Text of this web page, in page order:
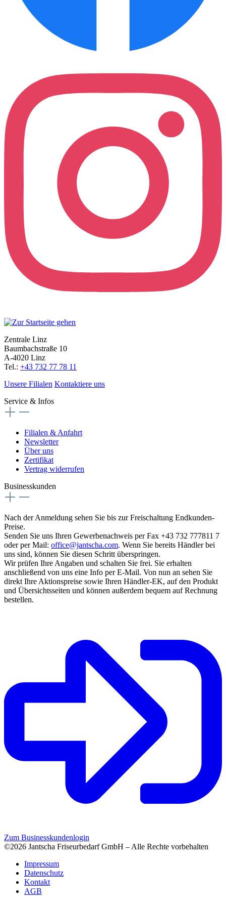
Zentrale Linz
Baumbachstraße 10
A-4020 Linz
Tel.: +43 732 77 78 11
Unsere Filialen Kontaktiere uns
Service & Infos
Filialen & Anfahrt
Newsletter
Über uns
Zertifikat
Vertrag widerrufen
Businesskunden
Nach der Anmeldung sehen Sie bis zur Freischaltung Endkunden-
Preise.
Senden Sie uns Ihren Gewerbenachweis per Fax +43 732 777811 7
oder per Mail: office@jantscha.com. Wenn Sie bereits Händler bei
uns sind, können Sie diesen Schritt überspringen.
Wir prüfen Ihre Angaben und schalten Sie frei. Sie erhalten
anschließend von uns eine Info per E-Mail. Von nun an sehen Sie
direkt Ihre Aktionspreise sowie Ihren Händler-EK, auf den Produkt
und Übersichtsseiten und können außerdem bequem auf Rechnung
bestellen.
Zum Businesskundenlogin
©2026 Jantscha Friseurbedarf GmbH – Alle Rechte vorbehalten
Impressum
Datenschutz
Kontakt
AGB